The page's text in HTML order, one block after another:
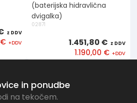
(baterijska hidravlična
dvigalka)
02871
1.451,80 €
1.190,00 €
in ponudbe
na tekočem.